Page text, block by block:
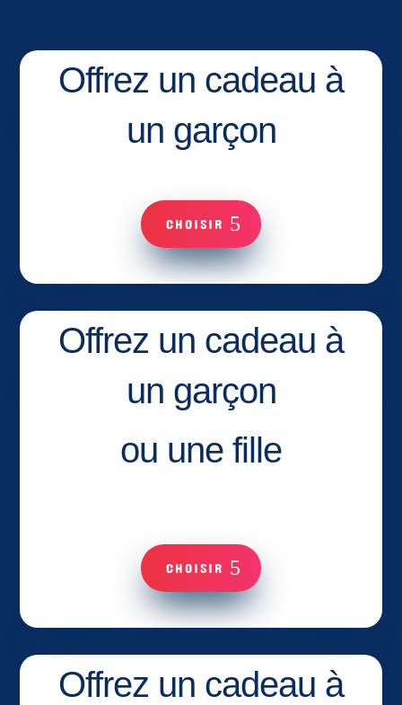
Offrez un cadeau à
un garçon
CHOISIR
Offrez un cadeau à
un garçon
ou une fille
CHOISIR
Offrez un cadeau à